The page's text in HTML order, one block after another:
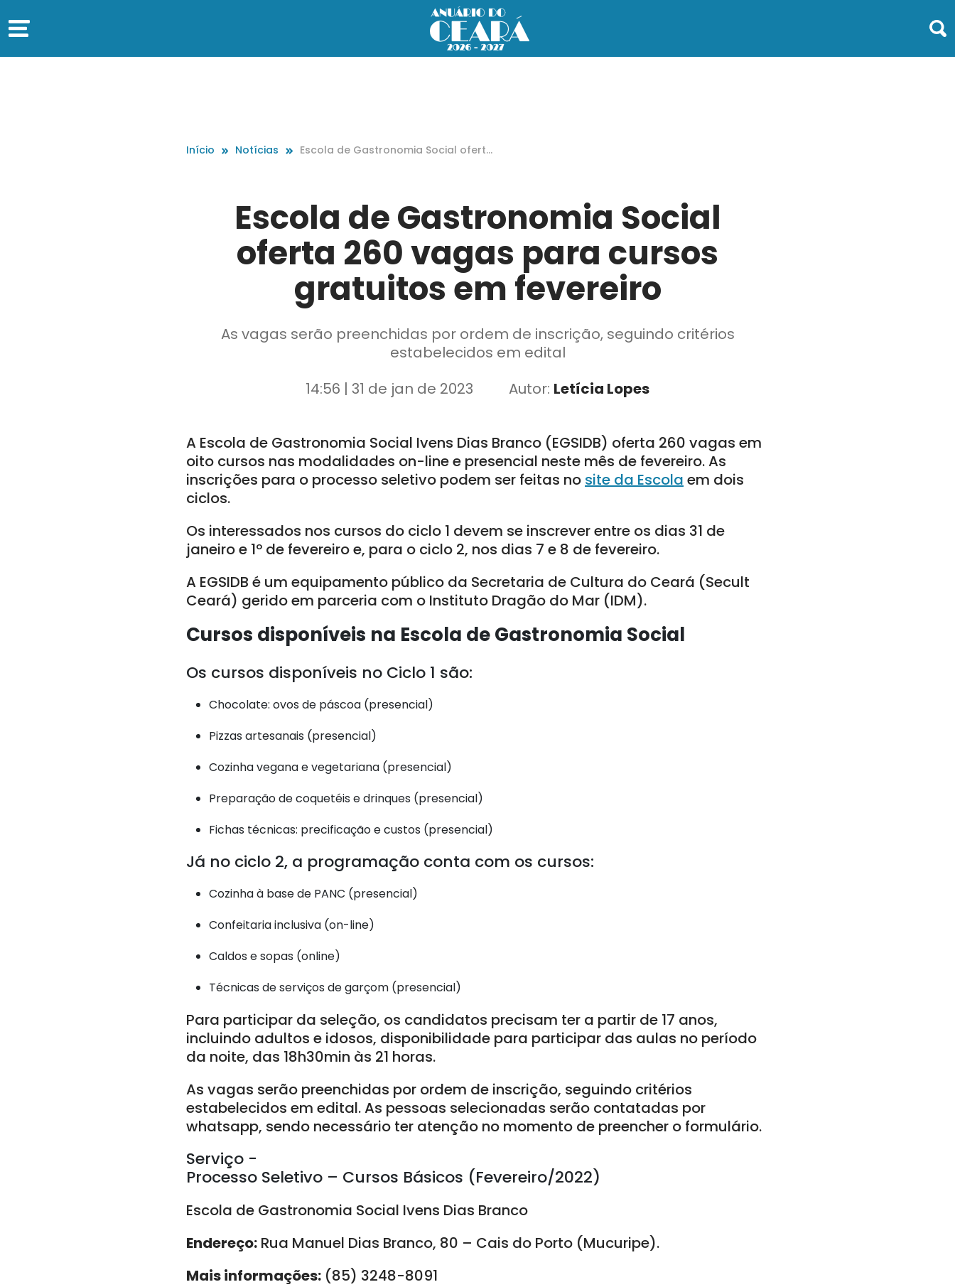
Início Notícias
Escola de Gastronomia Social oferta
Escola de Gastronomia Social
oferta 260 vagas para cursos
gratuitos em fevereiro
As vagas serão preenchidas por ordem de inscrição, seguindo critérios
estabelecidos em edital
14:56 | 31 de jan de 2023
Autor: Letícia Lopes
A Escola de Gastronomia Social Ivens Dias Branco (EGSIDB) oferta 260 vagas em
oito cursos nas modalidades on-line e presencial neste mês de fevereiro. As
inscrições para o processo seletivo podem ser feitas no site da Escola em dois
ciclos.
Os interessados nos cursos do ciclo 1 devem se inscrever entre os dias 31 de
janeiro e 1º de fevereiro e, para o ciclo 2, nos dias 7 e 8 de fevereiro.
A EGSIDB é um equipamento público da Secretaria de Cultura do Ceará (Secult
Ceará) gerido em parceria com o Instituto Dragão do Mar (IDM).
Cursos disponíveis na Escola de Gastronomia Social
Os cursos disponíveis no Ciclo 1 são:
Chocolate: ovos de páscoa (presencial)
Pizzas artesanais (presencial)
Cozinha vegana e vegetariana (presencial)
Preparação de coquetéis e drinques (presencial)
Fichas técnicas: precificação e custos (presencial)
Já no ciclo 2, a programação conta com os cursos:
Cozinha à base de PANC (presencial)
Confeitaria inclusiva (on-line)
Caldos e sopas (online)
Técnicas de serviços de garçom (presencial)
Para participar da seleção, os candidatos precisam ter a partir de 17 anos,
incluindo adultos e idosos, disponibilidade para participar das aulas no período
da noite, das 18h30min às 21 horas.
As vagas serão preenchidas por ordem de inscrição, seguindo critérios
estabelecidos em edital. As pessoas selecionadas serão contatadas por
whatsapp, sendo necessário ter atenção no momento de preencher o formulário.
Serviço -
Processo Seletivo – Cursos Básicos (Fevereiro/2022)
Escola de Gastronomia Social Ivens Dias Branco
Endereço: Rua Manuel Dias Branco, 80 – Cais do Porto (Mucuripe).
Mais informações: (85) 3248-8091